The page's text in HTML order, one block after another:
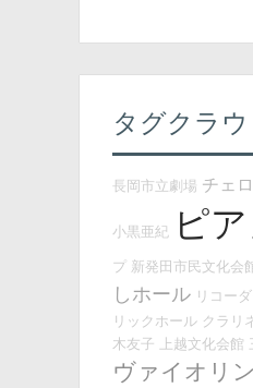
タグクラウ
長岡市立劇場 チェロ
小黒亜紀 ピ
プ 新発田市民文化会
しホール リコー
リックホール クラリ
木友子
上越文化会館
ヴァイオリン